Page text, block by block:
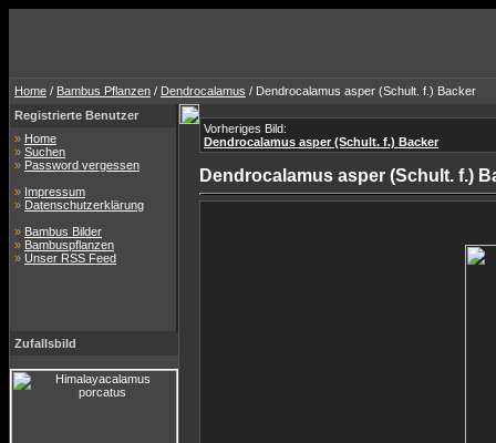
Home / Bambus Pflanzen / Dendrocalamus / Dendrocalamus asper (Schult. f.) Backer
Registrierte Benutzer
» Home
» Suchen
» Password vergessen
» Impressum
» Datenschutzerklärung
» Bambus Bilder
» Bambuspflanzen
» Unser RSS Feed
Zufallsbild
Vorheriges Bild:
Dendrocalamus asper (Schult. f.) Backer
Dendrocalamus asper (Schult. f.)